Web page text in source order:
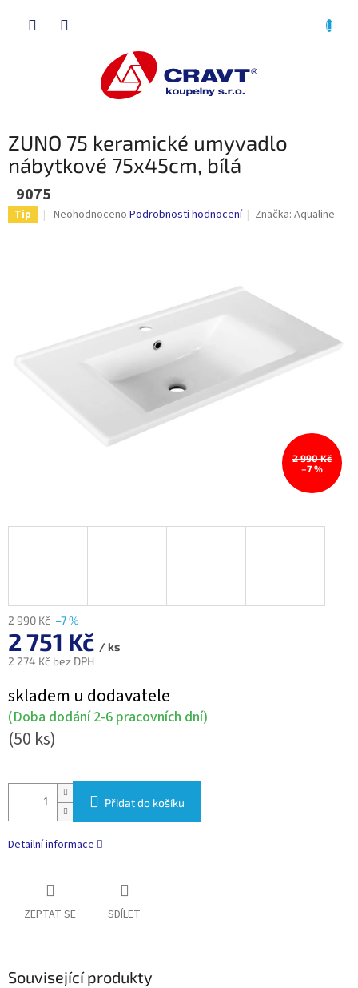
ZUNO 75 keramické umyvadlo
nábytkové 75x45cm, bílá
9075
Tip
Průměrné
Neohodnoceno Podrobnosti hodnocení Značka:Aqualine
2 990 Kč
–7 %
2 990 Kč –7 %
2 751 Kč / ks
2 274 Kč bez DPH
cena:
skladem u dodavatele
(Doba dodání 2-6 pracovních dní)
(50 ks)
Přidat do košíku
Detailní informace
ZEPTAT SE SDÍLET
Související produkty